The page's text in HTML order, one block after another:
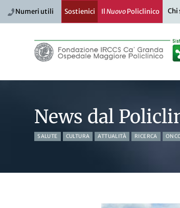
Numeri utili Sostienici IlNuovoPoliclinico Chi
News dal
SALUTE CULTURA ATTUALITÀ RICERCA